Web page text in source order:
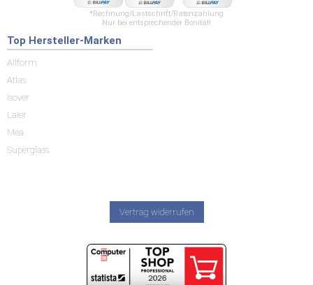
*Rechnung/Lastschrift/Ratenzahlung
Nur bei entsprechender Bonität!
Top Hersteller-Marken
Allform
Atlas
Isover
Laier
Mea
Superglass
Vertrag widerrufen